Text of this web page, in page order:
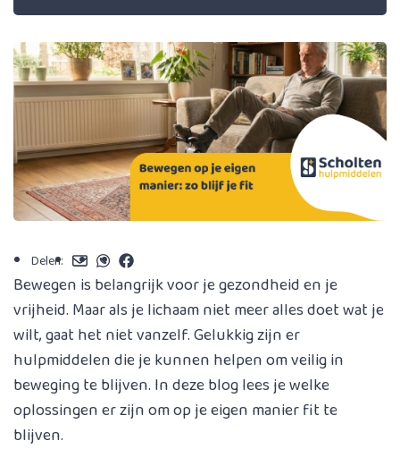
Delen:
Bewegen is belangrijk voor je gezondheid en je
vrijheid. Maar als je lichaam niet meer alles doet wat je
wilt, gaat het niet vanzelf. Gelukkig zijn er
hulpmiddelen die je kunnen helpen om veilig in
beweging te blijven. In deze blog lees je welke
oplossingen er zijn om op je eigen manier fit te
blijven.